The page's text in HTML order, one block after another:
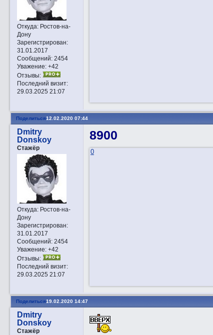
Откуда:Ростов-на-
Дону
Зарегистрирован:
31.01.2017
Сообщений:2454
Уважение: +42
Отзывы:
Последний визит:
29.03.2025 21:07
Поделиться12.02.2020 07:44
Dmitry
Donskoy
Стажёр
Откуда:Ростов-на-
Дону
Зарегистрирован:
31.01.2017
Сообщений:2454
Уважение: +42
Отзывы:
Последний визит:
29.03.2025 21:07
8900
0
Поделиться19.02.2020 14:47
Dmitry
Donskoy
Стажёр